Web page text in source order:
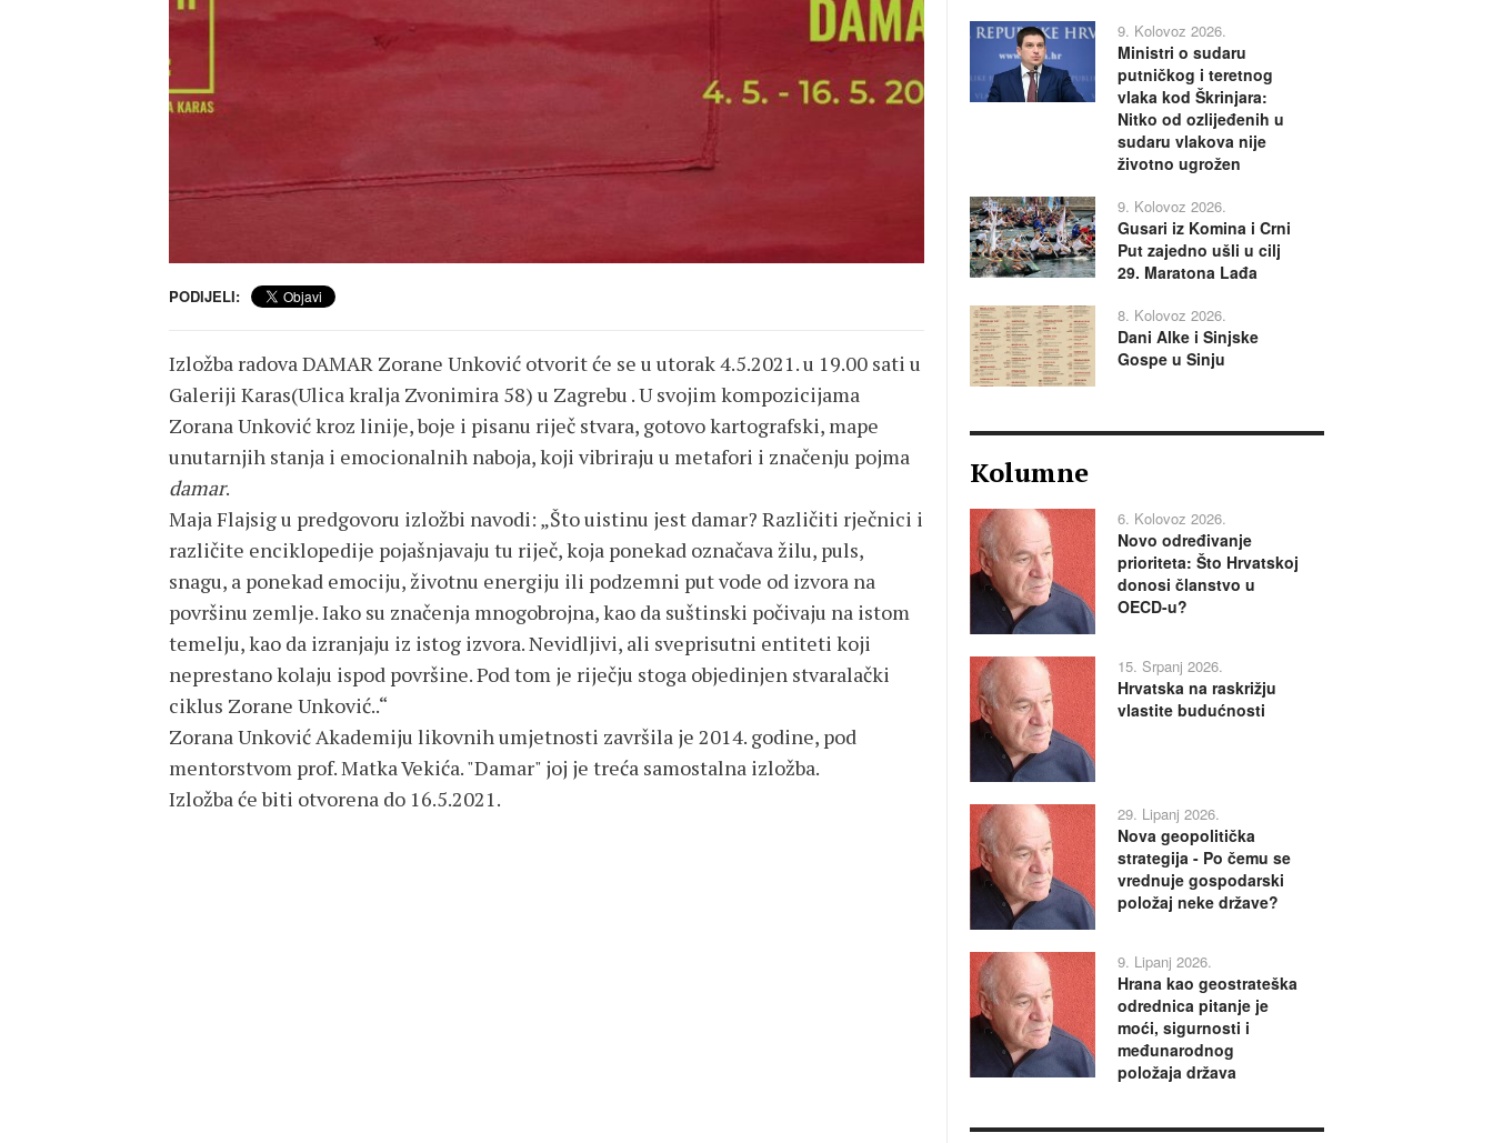
PODIJELI:
Izložba radova DAMAR Zorane Unković otvorit će se u utorak 4.5.2021. u 19.00 sati u
Galeriji Karas(Ulica kralja Zvonimira 58) u Zagrebu . U svojim kompozicijama
Zorana Unković kroz linije, boje i pisanu riječ stvara, gotovo kartografski, mape
unutarnjih stanja i emocionalnih naboja, koji vibriraju u metafori i značenju pojma
damar.
Maja Flajsig u predgovoru izložbi navodi: „Što uistinu jest damar? Različiti rječnici i
različite enciklopedije pojašnjavaju tu riječ, koja ponekad označava žilu, puls,
snagu, a ponekad emociju, životnu energiju ili podzemni put vode od izvora na
površinu zemlje. Iako su značenja mnogobrojna, kao da suštinski počivaju na istom
temelju, kao da izranjaju iz istog izvora. Nevidljivi, ali sveprisutni entiteti koji
neprestano kolaju ispod površine. Pod tom je riječju stoga objedinjen stvaralački
ciklus Zorane Unković..“
Zorana Unković Akademiju likovnih umjetnosti završila je 2014. godine, pod
mentorstvom prof. Matka Vekića. "Damar" joj je treća samostalna izložba.
Izložba će biti otvorena do 16.5.2021.
9. Kolovoz 2026.
Ministri o sudaru
putničkog i teretnog
vlaka kod Škrinjara:
Nitko od ozlijeđenih u
sudaru vlakova nije
životno ugrožen
9. Kolovoz 2026.
Gusari iz Komina i Crni
Put zajedno ušli u cilj
29. Maratona Lađa
8. Kolovoz 2026.
Dani Alke i Sinjske
Gospe u Sinju
Kolumne
6. Kolovoz 2026.
Novo određivanje
prioriteta: Što Hrvatskoj
donosi članstvo u
OECD-u?
15. Srpanj 2026.
Hrvatska na raskrižju
vlastite budućnosti
29. Lipanj 2026.
Nova geopolitička
strategija - Po čemu se
vrednuje gospodarski
položaj neke države?
9. Lipanj 2026.
Hrana kao geostrateška
odrednica pitanje je
moći, sigurnosti i
međunarodnog
položaja država